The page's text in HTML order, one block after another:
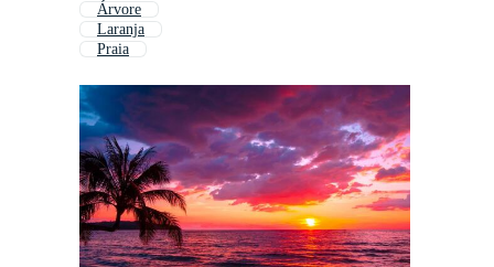
Árvore
Laranja
Praia